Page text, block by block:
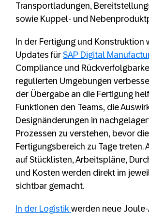
Transportladungen,
sowie Kuppel- und
In der Fertigung und Konstruktion
Updates für SAP Digital
Compliance und
regulierten Umgebungen
der Übergabe an die Fertigung
Funktionen den Teams, die
Designänderungen in
Prozessen zu verstehen, bevor
Fertigungsbereich zu Tage treten.
auf Stücklisten, Arbeitspläne,
und Kosten werden direkt im
sichtbar gemacht.
In der Logistik werden neue